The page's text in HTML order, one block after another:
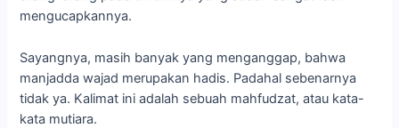
mengucapkannya.
Sayangnya, masih banyak yang menganggap, bahwa
manjadda wajad merupakan hadis. Padahal sebenarnya
tidak ya. Kalimat ini adalah sebuah mahfudzat, atau kata-
kata mutiara.